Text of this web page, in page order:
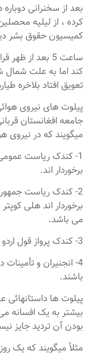
بعد از سخنرانی
کمیسیون حقوق بشر
ساعت 5 بعد از
تعویق افتاد بلاخره
پیلوت های نیروی
جامعه افغانستان
میگویند که در نیروی
1- کندک ریاست
برخوردار اند.
2- کندک ریاست
برخوردار اند هلی
می باشد.
3- کندک پرواز قول اردو از امتیاز خاص برخوردار نیستند.
4- انجنیران و
باشند.
پیلوت ها
بیشتر به یک افسانه
بودن آن تردید جایز